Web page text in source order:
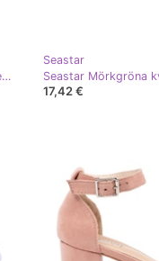
Seastar Kvinnors flip-flops med grågrå ekokumpen
Seastar
17,42 €